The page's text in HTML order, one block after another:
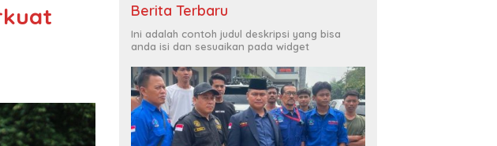
Berita Terbaru
Ini adalah contoh judul deskripsi yang bisa
anda isi dan sesuaikan pada widget